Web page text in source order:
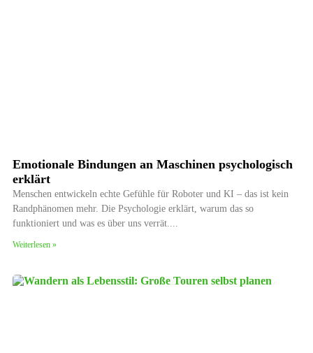
Emotionale Bindungen an Maschinen psychologisch
erklärt
Menschen entwickeln echte Gefühle für Roboter und KI – das ist kein
Randphänomen mehr. Die Psychologie erklärt, warum das so
funktioniert und was es über uns verrät.
Weiterlesen »